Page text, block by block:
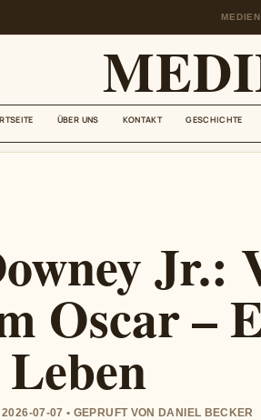
ÜBER UNS KONTAKT GESCHICHTE
Jr.:
Oscar –
Leben
07-07 • GEPRUFT VON DANIEL BECKER